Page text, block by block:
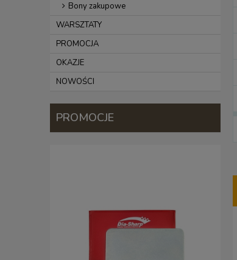
Bony zakupowe
WARSZTATY
PROMOCJA
OKAZJE
NOWOŚCI
PROMOCJE